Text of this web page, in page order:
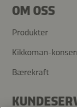
OM OSS
Produkter
Kikkoman-
Bærekraft